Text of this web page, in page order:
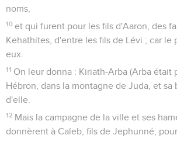
noms,
10 et qui furent pour les fils d'Aaron, des
Kehathites, d'entre les fils de Lévi ; car le
eux.
11 On leur donna : Kiriath-Arba (Arba était
Hébron, dans la montagne de Juda, et sa
d'elle.
12 Mais la campagne de la ville et ses
donnèrent à Caleb, fils de Jephunné, pour